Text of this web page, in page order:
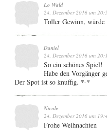
Lo Wald
24. Dezember 2016 um
Toller Gewinn, würde
Daniel
24. Dezember 2016 um
So ein schönes Spiel!
Habe den Vorgänger
Der Spot ist so knuffig. *-*
Nicole
24. Dezember 2016 um
Frohe Weihnachten